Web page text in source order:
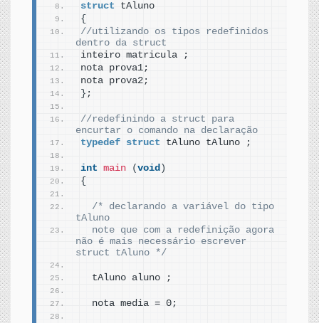
struct tAluno
{
//utilizando os tipos redefinidos
dentro da struct
inteiro matricula ;
nota prova1;
nota prova2;
} ;
//redefinindo a struct para
encurtar o comando na declaração
typedef struct tAluno tAluno ;
int main ( void )
{
/* declarando a variável do tipo
tAluno
  note que com a redefinição agora
não é mais necessário escrever
struct tAluno */
  tAluno aluno ;
  nota media = 0;